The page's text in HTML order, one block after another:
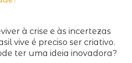
à crise e às incertezas
vive é preciso ser criativo.
ter uma ideia inovadora?